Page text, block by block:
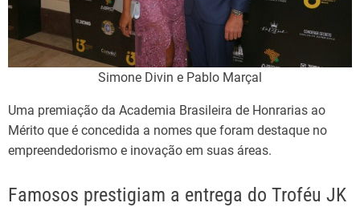
Simone Divin e Pablo Marçal
Uma premiação da Academia Brasileira de Honrarias ao
Mérito que é concedida a nomes que foram destaque no
empreendedorismo e inovação em suas áreas.
Famosos prestigiam a entrega do Troféu JK